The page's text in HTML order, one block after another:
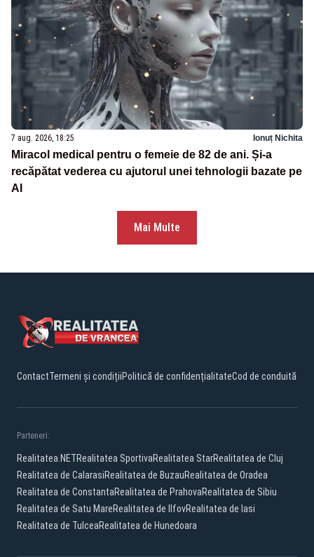
7 aug. 2026, 18:25 Ionuț Nichita
Miracol medical pentru o femeie de 82 de ani. Și-a
recăpătat vederea cu ajutorul unei tehnologii bazate pe
AI
Mai Multe
ContactTermeni și condițiiPolitică de confidențialitateCod de conduită
Parteneri:
Realitatea.NETRealitatea SportivaRealitatea StarRealitatea de Cluj
Realitatea de CalarasiRealitatea de BuzauRealitatea de Oradea
Realitatea de ConstantaRealitatea de PrahovaRealitatea de Sibiu
Realitatea de Satu MareRealitatea de IlfovRealitatea de Iasi
Realitatea de TulceaRealitatea de Hunedoara